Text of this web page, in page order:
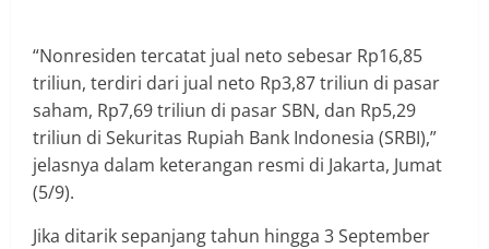
“Nonresiden tercatat jual neto sebesar Rp16,85
triliun, terdiri dari jual neto Rp3,87 triliun di pasar
saham, Rp7,69 triliun di pasar SBN, dan Rp5,29
triliun di Sekuritas Rupiah Bank Indonesia (SRBI),”
jelasnya dalam keterangan resmi di Jakarta, Jumat
(5/9).
Jika ditarik sepanjang tahun hingga 3 September